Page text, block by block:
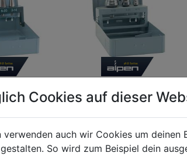
3tlg. DM
G 1 2 3 3tlg. DM 4-
0.0
von
Cookies auf dieser
verwenden auch wir Cookies um deinen
So wird zum Beispiel dein